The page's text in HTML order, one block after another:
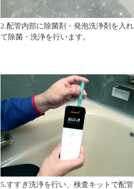
2.配管内部に除菌剤・発泡洗浄剤を入れ
て除菌・洗浄を行います。
5.すすぎ洗浄を行い、検査キットで配管